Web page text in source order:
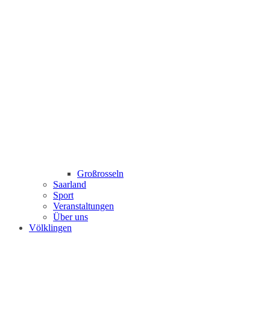
Großrosseln
Saarland
Sport
Veranstaltungen
Über uns
Völklingen